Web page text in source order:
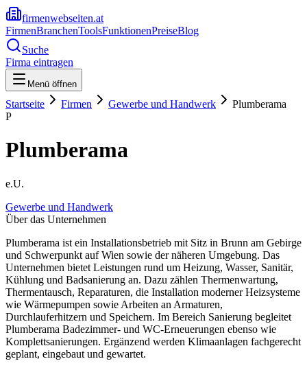
firmenwebseiten.at
FirmenBranchenToolsFunktionenPreiseBlog
Suche
Firma eintragen
Menü öffnen
Startseite Firmen Gewerbe und Handwerk
Plumberama
P
Plumberama
e.U.
Gewerbe und Handwerk
Über das Unternehmen
Plumberama ist ein Installationsbetrieb mit Sitz in Brunn am Gebirge
und Schwerpunkt auf Wien sowie der näheren Umgebung. Das
Unternehmen bietet Leistungen rund um Heizung, Wasser, Sanitär,
Kühlung und Badsanierung an. Dazu zählen Thermenwartung,
Thermentausch, Reparaturen, die Installation moderner Heizsysteme
wie Wärmepumpen sowie Arbeiten an Armaturen,
Durchlauferhitzern und Speichern. Im Bereich Sanierung begleitet
Plumberama Badezimmer- und WC-Erneuerungen ebenso wie
Komplettsanierungen. Ergänzend werden Klimaanlagen fachgerecht
geplant, eingebaut und gewartet.